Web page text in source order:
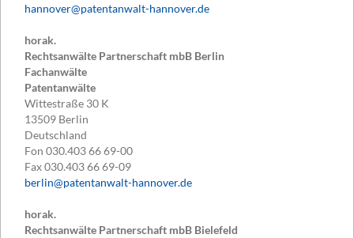
hannover@patentanwalt-hannover.de
horak.
Rechtsanwälte Partnerschaft mbB Berlin
Fachanwälte
Patentanwälte
Wittestraße 30 K
13509 Berlin
Deutschland
Fon 030.403 66 69-00
Fax030.403 66 69-09
berlin@patentanwalt-hannover.de
horak.
Rechtsanwälte Partnerschaft mbB Bielefeld